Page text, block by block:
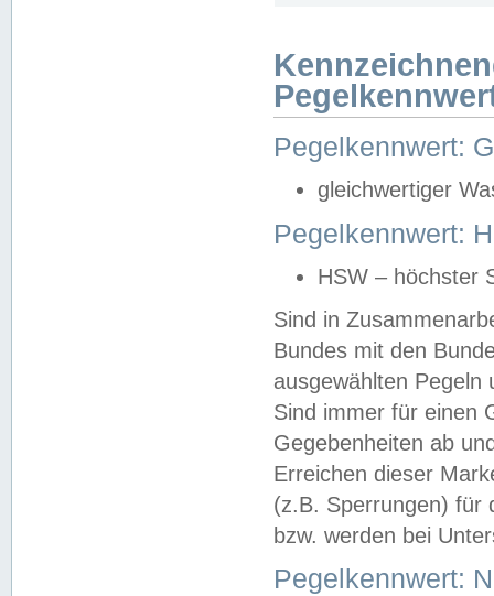
Pegelkennwert:
gleichwertiger
Pegelkennwert:
HSW – höchster
Sind in
Bundes mit den
ausgewählten
Sind immer für einen
Gegebenheiten ab
Erreichen dieser
(z.B. Sperrungen) für
bzw. werden bei
Pegelkennwert: